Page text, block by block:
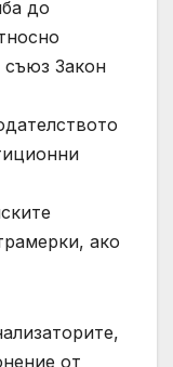
до
съюз Закон
ако
от